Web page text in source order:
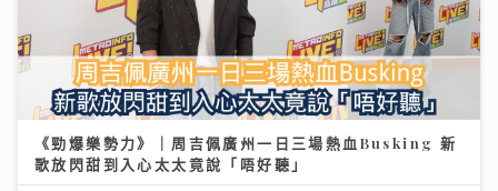
《勁爆樂勢力》｜周吉佩廣州一日三場熱血Busking 新
歌放閃甜到入心太太竟說「唔好聽」
28/07/2026